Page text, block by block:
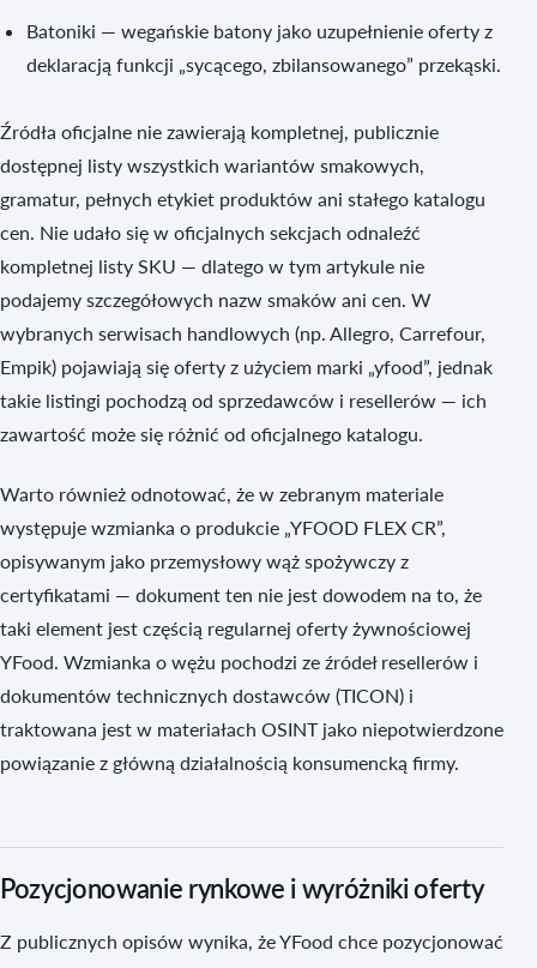
Batoniki — wegańskie batony jako uzupełnienie oferty z
deklaracją funkcji „sycącego, zbilansowanego” przekąski.
Źródła oficjalne nie zawierają kompletnej, publicznie
dostępnej listy wszystkich wariantów smakowych,
gramatur, pełnych etykiet produktów ani stałego katalogu
cen. Nie udało się w oficjalnych sekcjach odnaleźć
kompletnej listy SKU — dlatego w tym artykule nie
podajemy szczegółowych nazw smaków ani cen. W
wybranych serwisach handlowych (np. Allegro, Carrefour,
Empik) pojawiają się oferty z użyciem marki „yfood”, jednak
takie listingi pochodzą od sprzedawców i resellerów — ich
zawartość może się różnić od oficjalnego katalogu.
Warto również odnotować, że w zebranym materiale
występuje wzmianka o produkcie „YFOOD FLEX CR”,
opisywanym jako przemysłowy wąż spożywczy z
certyfikatami — dokument ten nie jest dowodem na to, że
taki element jest częścią regularnej oferty żywnościowej
YFood. Wzmianka o wężu pochodzi ze źródeł resellerów i
dokumentów technicznych dostawców (TICON) i
traktowana jest w materiałach OSINT jako niepotwierdzone
powiązanie z główną działalnością konsumencką firmy.
Pozycjonowanie rynkowe i wyróżniki oferty
Z publicznych opisów wynika, że YFood chce pozycjonować